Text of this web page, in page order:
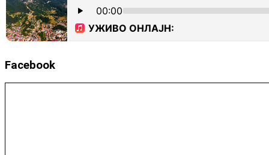
Facebook